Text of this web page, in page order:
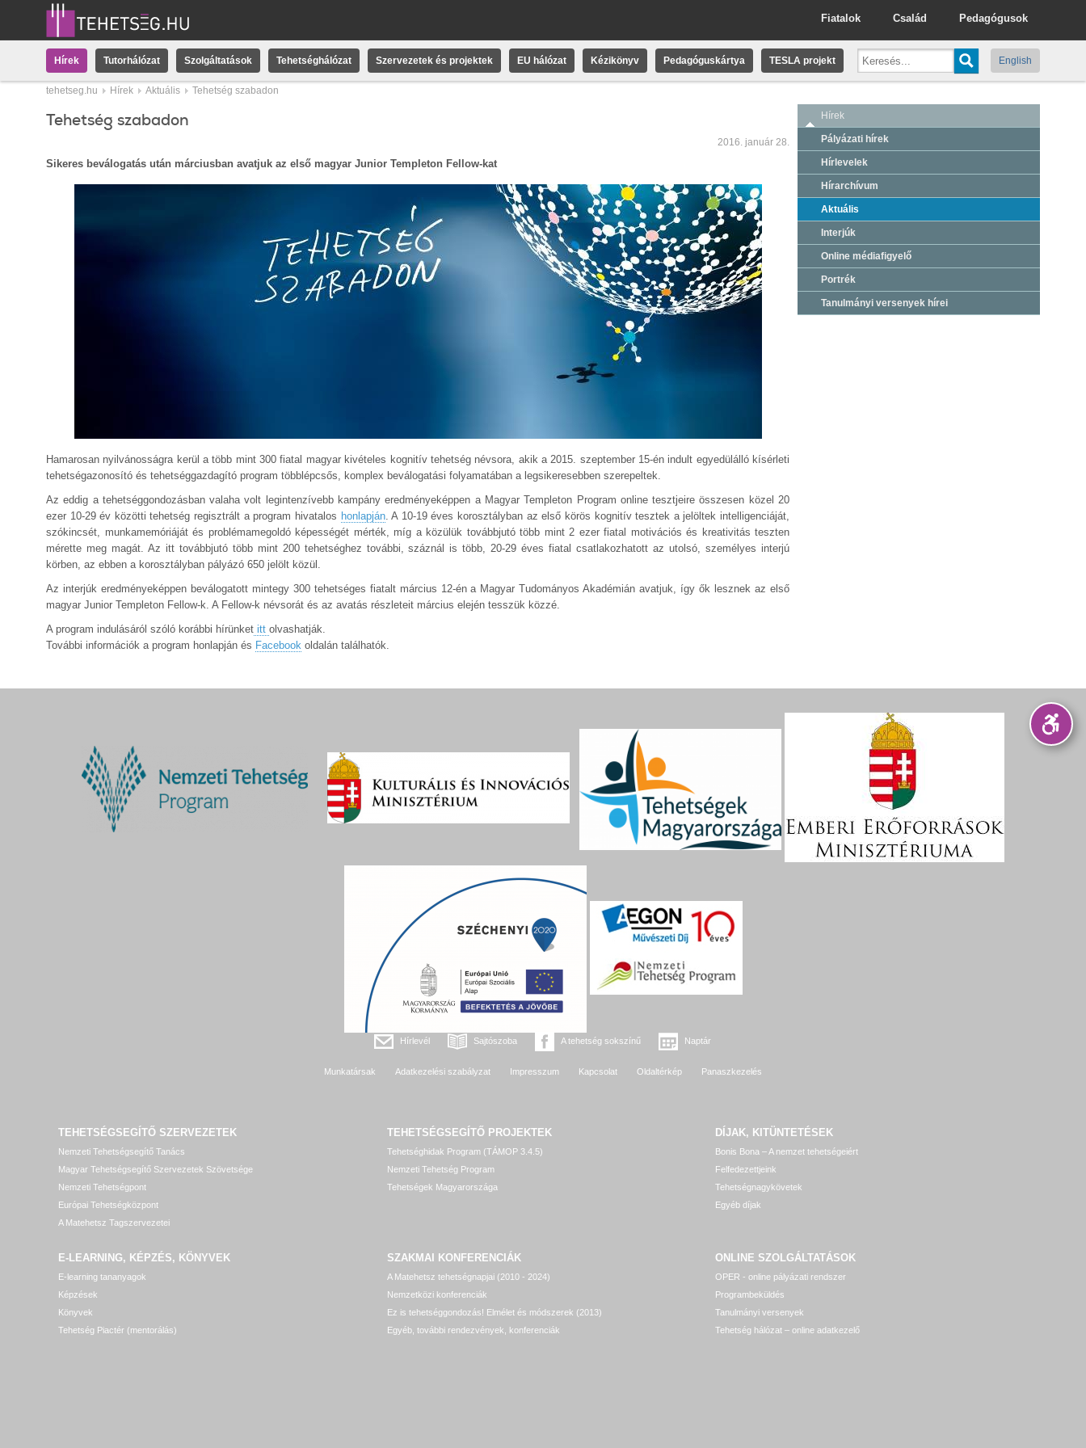
Pedagógusok
Család
Fiatalok
Hírek Tutorhálózat Szolgáltatások Tehetséghálózat Szervezetek és projektek EU hálózat Kézikönyv Pedagóguskártya TESLA projekt English
tehetseg.hu Hírek Aktuális Tehetség szabadon
Tehetség szabadon
2016. január 28.
Sikeres beválogatás után márciusban avatjuk az első magyar Junior Templeton Fellow-kat
Hamarosan nyilvánosságra kerül a több mint 300 fiatal magyar kivételes kognitív tehetség névsora, akik a 2015. szeptember 15-én indult egyedülálló kísérleti
tehetségazonosító és tehetséggazdagító program többlépcsős, komplex beválogatási folyamatában a legsikeresebben szerepeltek.
Az eddig a tehetséggondozásban valaha volt legintenzívebb kampány eredményeképpen a Magyar Templeton Program online tesztjeire összesen közel 20
ezer 10-29 év közötti tehetség regisztrált a program hivatalos honlapján. A 10-19 éves korosztályban az első körös kognitív tesztek a jelöltek intelligenciáját,
szókincsét, munkamemóriáját és problémamegoldó képességét mérték, míg a közülük továbbjutó több mint 2 ezer fiatal motivációs és kreativitás teszten
mérette meg magát. Az itt továbbjutó több mint 200 tehetséghez további, száznál is több, 20-29 éves fiatal csatlakozhatott az utolsó, személyes interjú
körben, az ebben a korosztályban pályázó 650 jelölt közül.
Az interjúk eredményeképpen beválogatott mintegy 300 tehetséges fiatalt március 12-én a Magyar Tudományos Akadémián avatjuk, így ők lesznek az első
magyar Junior Templeton Fellow-k. A Fellow-k névsorát és az avatás részleteit március elején tesszük közzé.
A program indulásáról szóló korábbi hírünket itt olvashatják.
További információk a program honlapján és Facebook oldalán találhatók.
Hírek
Pályázati hírek
Hírlevelek
Hírarchívum
Aktuális
Interjúk
Online médiafigyelő
Portrék
Tanulmányi versenyek hírei
Hírlevél Sajtószoba A tehetség sokszínű Naptár
Munkatársak Adatkezelési szabályzat Impresszum Kapcsolat Oldaltérkép Panaszkezelés
TEHETSÉGSEGÍTŐ SZERVEZETEK
Nemzeti Tehetségsegítő Tanács
Magyar Tehetségsegítő Szervezetek Szövetsége
Nemzeti Tehetségpont
Európai Tehetségközpont
A Matehetsz Tagszervezetei
TEHETSÉGSEGÍTŐ PROJEKTEK
Tehetséghidak Program (TÁMOP 3.4.5)
Nemzeti Tehetség Program
Tehetségek Magyarországa
DÍJAK, KITÜNTETÉSEK
Bonis Bona – A nemzet tehetségeiért
Felfedezettjeink
Tehetségnagykövetek
Egyéb díjak
E-LEARNING, KÉPZÉS, KÖNYVEK
E-learning tananyagok
Képzések
Könyvek
Tehetség Piactér (mentorálás)
SZAKMAI KONFERENCIÁK
A Matehetsz tehetségnapjai (2010 - 2024)
Nemzetközi konferenciák
Ez is tehetséggondozás! Elmélet és módszerek (2013)
Egyéb, további rendezvények, konferenciák
ONLINE SZOLGÁLTATÁSOK
OPER - online pályázati rendszer
Programbeküldés
Tanulmányi versenyek
Tehetség hálózat – online adatkezelő